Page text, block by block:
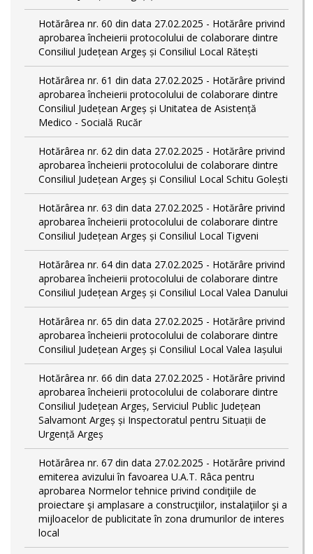
Hotărârea nr. 60 din data 27.02.2025 - Hotărâre privind
aprobarea încheierii protocolului de colaborare dintre
Consiliul Județean Argeș și Consiliul Local Rătești
Hotărârea nr. 61 din data 27.02.2025 - Hotărâre privind
aprobarea încheierii protocolului de colaborare dintre
Consiliul Județean Argeș și Unitatea de Asistență
Medico - Socială Rucăr
Hotărârea nr. 62 din data 27.02.2025 - Hotărâre privind
aprobarea încheierii protocolului de colaborare dintre
Consiliul Județean Argeș și Consiliul Local Schitu Golești
Hotărârea nr. 63 din data 27.02.2025 - Hotărâre privind
aprobarea încheierii protocolului de colaborare dintre
Consiliul Județean Argeș și Consiliul Local Tigveni
Hotărârea nr. 64 din data 27.02.2025 - Hotărâre privind
aprobarea încheierii protocolului de colaborare dintre
Consiliul Județean Argeș și Consiliul Local Valea Danului
Hotărârea nr. 65 din data 27.02.2025 - Hotărâre privind
aprobarea încheierii protocolului de colaborare dintre
Consiliul Județean Argeș și Consiliul Local Valea Iașului
Hotărârea nr. 66 din data 27.02.2025 - Hotărâre privind
aprobarea încheierii protocolului de colaborare dintre
Consiliul Județean Argeș, Serviciul Public Județean
Salvamont Argeș și Inspectoratul pentru Situații de
Urgență Argeș
Hotărârea nr. 67 din data 27.02.2025 - Hotărâre privind
emiterea avizului în favoarea U.A.T. Râca pentru
aprobarea Normelor tehnice privind condiţiile de
proiectare şi amplasare a construcţiilor, instalaţiilor şi a
mijloacelor de publicitate în zona drumurilor de interes
local